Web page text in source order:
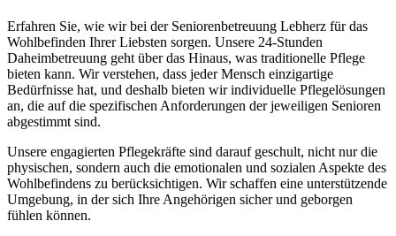
Erfahren Sie, wie wir bei der Seniorenbetreuung Lebherz für das
Wohlbefinden Ihrer Liebsten sorgen. Unsere 24-Stunden
Daheimbetreuung geht über das Hinaus, was traditionelle Pflege
bieten kann. Wir verstehen, dass jeder Mensch einzigartige
Bedürfnisse hat, und deshalb bieten wir individuelle Pflegelösungen
an, die auf die spezifischen Anforderungen der jeweiligen Senioren
abgestimmt sind.
Unsere engagierten Pflegekräfte sind darauf geschult, nicht nur die
physischen, sondern auch die emotionalen und sozialen Aspekte des
Wohlbefindens zu berücksichtigen. Wir schaffen eine unterstützende
Umgebung, in der sich Ihre Angehörigen sicher und geborgen
fühlen können.